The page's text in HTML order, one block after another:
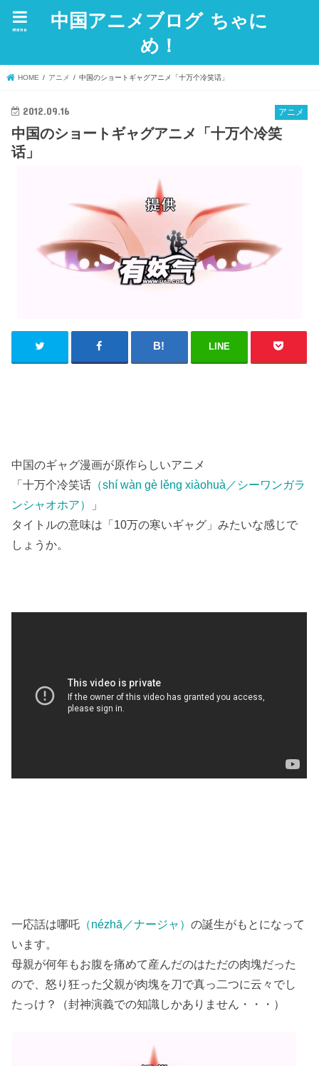
中国アニメブログ ちゃに
め！
menu
HOME アニメ 中国のショートギャグアニメ「十万个冷笑话」
アニメ
2012.09.16
中国のショートギャグアニメ「十万个冷笑
话」
LINE
中国のギャグ漫画が原作らしいアニメ
「十万个冷笑话 （shí wàn gè lěng xiàohuà／シーワンガラ
ンシャオホア）
」
タイトルの意味は「10万の寒いギャグ」みたいな感じで
しょうか。
一応話は哪吒 （nézhā／ナージャ）の誕生がもとになって
います。
母親が何年もお腹を痛めて産んだのはただの肉塊だった
ので、怒り狂った父親が肉塊を刀で真っ二つに云々でし
たっけ？（封神演義での知識しかありません・・・）